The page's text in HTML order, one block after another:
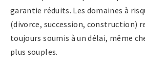
garantie réduits. Les domaines à
(divorce, succession, construction)
toujours soumis à un délai, même
plus souples.